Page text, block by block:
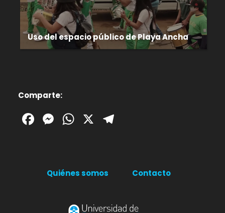
Uso del espacio público de Playa Ancha
Comparte:
Facebook
Messenger
WhatsApp
X
Quiénes somos Contacto